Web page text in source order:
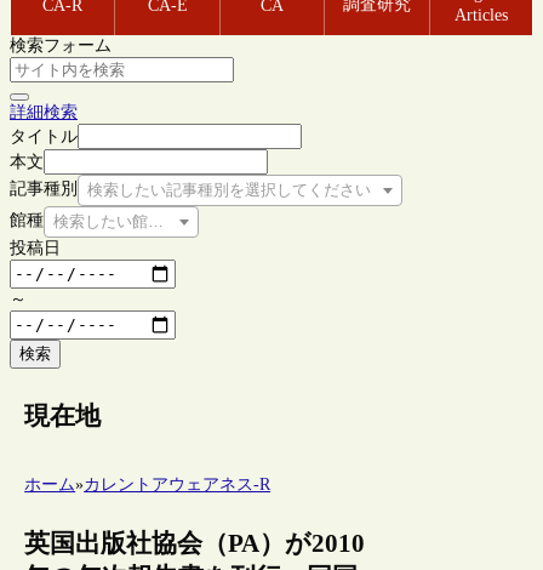
CA-R CA-E CA 調査研究
Articles
検索フォーム
詳細検索
タイトル
本文
記事種別
検索したい記事種別を選択してください
館種 検索したい館種を選択してください
投稿日
～
検索
現在地
ホーム»カレントアウェアネス-R
英国出版社協会（PA）が2010